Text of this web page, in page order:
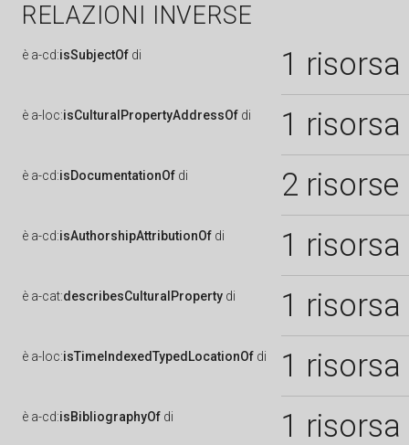
RELAZIONI INVERSE
è a-cd:isSubjectOf di 1 risorsa
è a-loc:isCulturalPropertyAddressOf di 1 risorsa
è a-cd:isDocumentationOf di 2 risorse
è a-cd:isAuthorshipAttributionOf di 1 risorsa
è a-cat:describesCulturalProperty di 1 risorsa
è a-loc:isTimeIndexedTypedLocationOf di 1 risorsa
è a-cd:isBibliographyOf di 1 risorsa